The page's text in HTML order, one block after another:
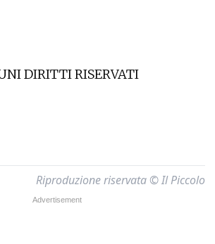
DIRITTI RISERVATI
Riproduzione riservata © Il Piccolo